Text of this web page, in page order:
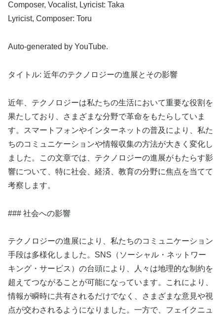
Composer, Vocalist, Lyricist: Taka
Lyricist, Composer: Toru
Auto-generated by YouTube.
タイトル: 近年のテクノロジーの進展とその影響
近年、テクノロジーは私たちの生活において重要な役割を
果たしており、さまざまな分野で革命をもたらしていま
す。スマートフォンやインターネットの普及により、私た
ちのコミュニケーションや情報収集の方法が大きく変化し
ました。この文章では、テクノロジーの進展がもたらす影
響について、特に社会、経済、教育の分野に焦点を当てて
考察します。
### 社会への影響
テクノロジーの進展により、私たちのコミュニケーション
手段は多様化しました。SNS（ソーシャル・ネットワー
キング・サービス）の台頭により、人々は地理的な制約を
超えてつながることが可能になっています。これにより、
情報が瞬時に共有されるだけでなく、さまざまな意見や視
点が交わされるようになりました。一方で、フェイクニュ